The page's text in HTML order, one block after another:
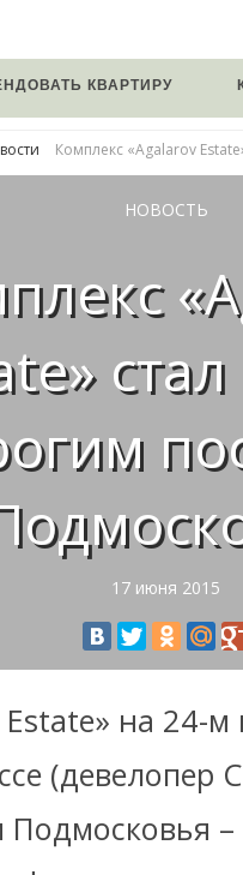
КВАРТИРУ
Комплекс «Agalarov
НОВОСТЬ
17 июня 2015
на 24-м
(девелопер